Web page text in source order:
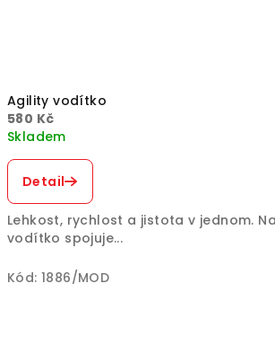
Agility vodítko
580 Kč
Skladem
Detail
Lehkost, rychlost a jistota v jednom.
vodítko spojuje...
Kód: 1886/MOD